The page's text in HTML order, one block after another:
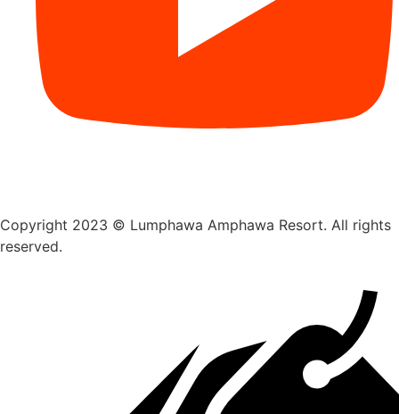
Copyright 2023 © Lumphawa Amphawa Resort. All rights
reserved.